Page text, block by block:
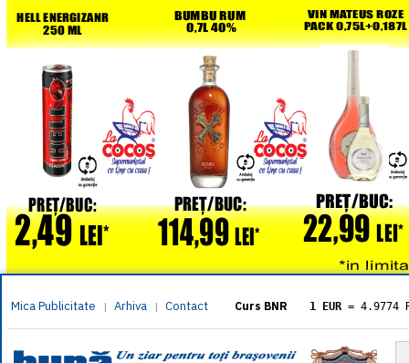
Mica Publicitate | Arhiva | Contact Curs BNR 1 EUR = 4.9774
= 5.8304
1 XAU= 464.4611